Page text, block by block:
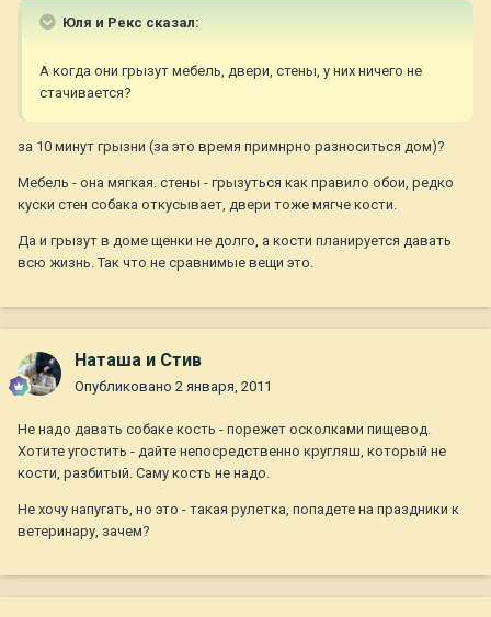
Юля и Рекс сказал:
А когда они грызут мебель, двери, стены, у них ничего не
стачивается?
за 10 минут грызни (за это время примнрно разноситься дом)?
Мебель - она мягкая. стены - грызуться как правило обои, редко
куски стен собака откусывает, двери тоже мягче кости.
Да и грызут в доме щенки не долго, а кости планируется давать
всю жизнь. Так что не сравнимые вещи это.
Наташа и Стив
Опубликовано 2 января, 2011
Не надо давать собаке кость - порежет осколками пищевод.
Хотите угостить - дайте непосредственно кругляш, который не
кости, разбитый. Саму кость не надо.
Не хочу напугать, но это - такая рулетка, попадете на праздники к
ветеринару, зачем?